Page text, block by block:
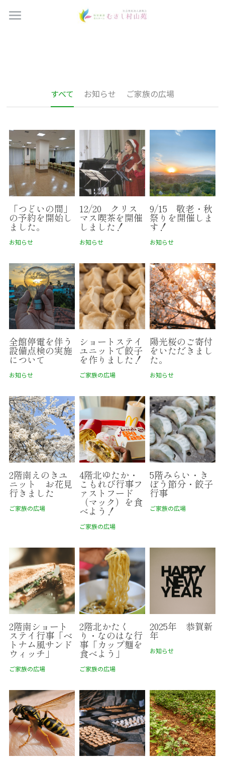
ご家族の広場
お知らせ
法人概要
施設概要
サービス案内
お問い合わせ
採用情報
すべて お知らせ ご家族の広場
「つどいの間」
の予約を開始し
ました。
お知らせ
12/20 クリス
マス喫茶を開催
しました！
お知らせ
9/15 敬老・秋
祭りを開催しま
す！
お知らせ
全館停電を伴う
設備点検の実施
について
お知らせ
ショートステイ
ユニットで餃子
を作りました！
ご家族の広場
陽光桜のご寄付
をいただきまし
た。
お知らせ
2階南えのきユ
ニット お花見
行きました
ご家族の広場
4階北ゆたか・
こもれび行事フ
ァストフード
（マック）を食
べよう！
ご家族の広場
5階みらい・き
ぼう節分・餃子
行事
ご家族の広場
2階南ショート
ステイ行事「ベ
トナム風サンド
ウィッチ」
ご家族の広場
2階北かたく
り・なのはな行
事「カップ麺を
食べよう」
ご家族の広場
2025年 恭賀新
年
お知らせ